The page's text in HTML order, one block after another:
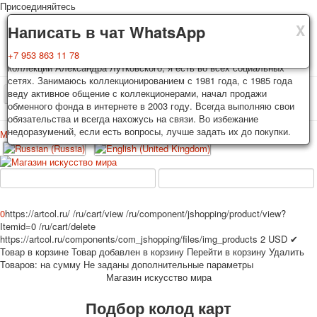
X
Доставка
Колоды, почтовые открытки тщательно упаковываются и
отправляются в течении 3-4 рабочих дней после оплаты.
Исключение: репринт под заказ, такие колоды карт отправляются в
течении 7-8 рабочих дней. Отправка осуществляется почтой России
с треком отслеживания. Цена пересылки зависит от веса и тарифов
почты на момент покупки. По желанию покупателя возможна
отправка СДЕК или другими транспортными компаниями.
X
Гарантия
Вы покупаете колоды игральных карт, почтовые открытки из частной
коллекции Александра Лутковского, я есть во всех социальных
сетях. Занимаюсь коллекционированием с 1981 года, с 1985 года
веду активное общение с коллекционерами, начал продажи
обменного фонда в интернете в 2003 году. Всегда выполняю свои
обязательства и всегда нахожусь на связи. Во избежание
недоразумений, если есть вопросы, лучше задать их до покупки.
X
Написать в чат WhatsApp
+7 953 863 11 78
Присоединяйтесь
TPL_PROTOSTAR_TOGGLE_MENU
Главная Игральные карты Открытки
Меню
Главная
Игральные карты
Эротические рисунки
Рекламные
Эротические фотоколоды
Пин-ап
Политические
Войти
0https://artcol.ru/ /ru/cart/view /ru/component/jshopping/product/view?
Itemid=0 /ru/cart/delete
https://artcol.ru/components/com_jshopping/files/img_products 2 USD ✔
Товар в корзине Товар добавлен в корзину Перейти в корзину Удалить
Товаров: на сумму Не заданы дополнительные параметры
Магазин искусство мира
Подбор колод карт